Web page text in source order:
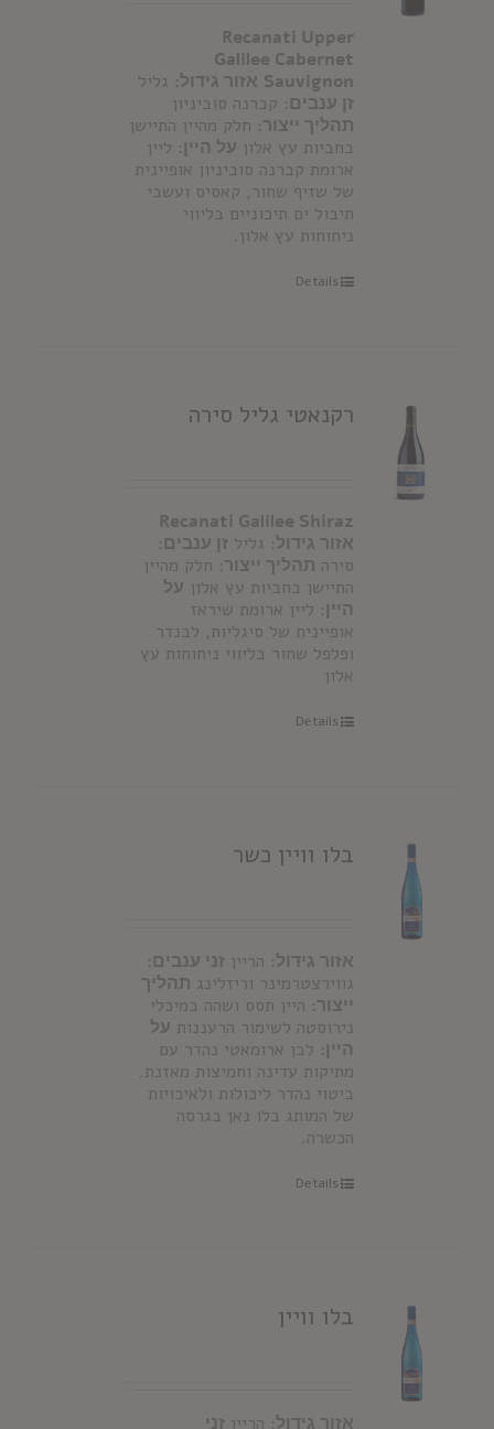
Recanati Upper
Galilee Cabernet
Sauvignon אזור גידול: גליל
זן ענבים: קברנה סוביניון
תהליך ייצור: חלק מהיין התיישן
בחביות עץ אלון על היין: ליין
ארומת קברנה סוביניון אופיינית
של שזיף שחור, קאסיס ועשבי
תיבול ים תיכוניים בליווי
ניחוחות עץ אלון.
Details
רקנאטי גליל סירה
Recanati Galilee Shiraz
אזור גידול: גליל זן ענבים:
סירה תהליך ייצור: חלק מהיין
התיישן בחביות עץ אלון על
היין: ליין ארומת שיראז
אופיינית של סיגליות, לבנדר
ופלפל שחור בליווי ניחוחות עץ
אלון
Details
בלו וויין כשר
אזור גידול: הריין זני ענבים:
גווירצטרמינר וריזלינג תהליך
ייצור: היין תסס ושהה במיכלי
נירוסטה לשימור הרעננות על
היין: לבן ארומאטי נהדר עם
מתיקות עדינה וחמיצות מאזנת.
ביטוי נהדר ליכולות ולאיכויות
של המותג בלו נאן בגרסה
הכשרה.
Details
בלו וויין
אזור גידול: הריין זני